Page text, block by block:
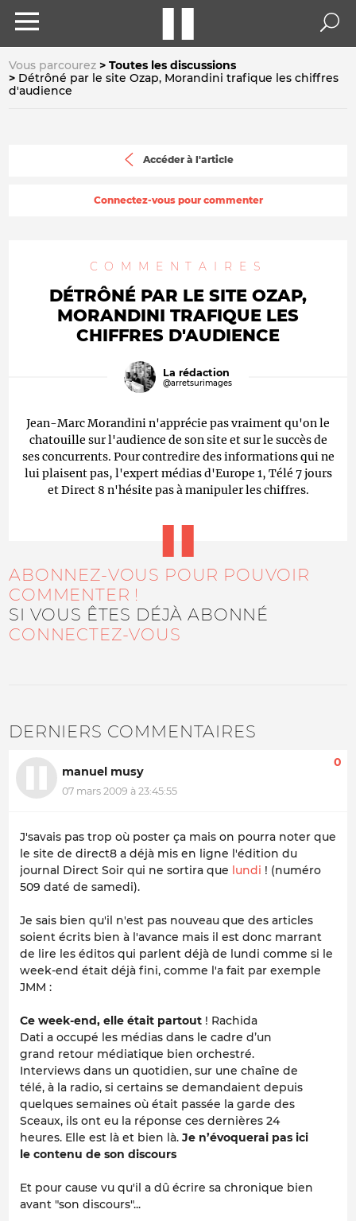
Vous parcourez
Toutes les discussions
Détrôné par le site Ozap, Morandini trafique les chiffres
d'audience
Accéder à l'article
Connectez-vous pour commenter
COMMENTAIRES
DÉTRÔNÉ PAR LE SITE OZAP,
MORANDINI TRAFIQUE LES
CHIFFRES D'AUDIENCE
La rédaction
@arretsurimages
Jean-Marc Morandini n'apprécie pas vraiment qu'on le
chatouille sur l'audience de son site et sur le succès de
ses concurrents. Pour contredire des informations qui ne
lui plaisent pas, l'expert médias d'Europe 1, Télé 7 jours
et Direct 8 n'hésite pas à manipuler les chiffres.
ABONNEZ-VOUS POUR POUVOIR
COMMENTER !
SI VOUS ÊTES DÉJÀ ABONNÉ
CONNECTEZ-VOUS
DERNIERS COMMENTAIRES
manuel musy
07 mars 2009 à 23:45:55
0
J'savais pas trop où poster ça mais on pourra noter que
le site de direct8 a déjà mis en ligne l'édition du
journal Direct Soir qui ne sortira que lundi ! (numéro
509 daté de samedi).
Je sais bien qu'il n'est pas nouveau que des articles
soient écrits bien à l'avance mais il est donc marrant
de lire les éditos qui parlent déjà de lundi comme si le
week-end était déjà fini, comme l'a fait par exemple
JMM :
Ce week-end, elle était partout ! Rachida
Dati a occupé les médias dans le cadre d’un
grand retour médiatique bien orchestré.
Interviews dans un quotidien, sur une chaîne de
télé, à la radio, si certains se demandaient depuis
quelques semaines où était passée la garde des
Sceaux, ils ont eu la réponse ces dernières 24
heures. Elle est là et bien là. Je n’évoquerai pas ici
le contenu de son discours
Et pour cause vu qu'il a dû écrire sa chronique bien
avant "son discours"...